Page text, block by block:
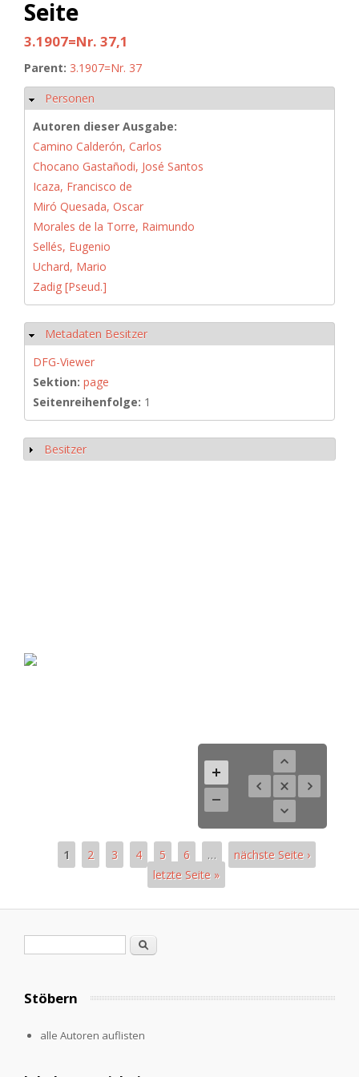
Seite
3.1907=Nr. 37,1
Parent: 3.1907=Nr. 37
Hide
Personen
Autoren dieser Ausgabe:
Camino Calderón, Carlos
Chocano Gastañodi, José Santos
Icaza, Francisco de
Miró Quesada, Oscar
Morales de la Torre, Raimundo
Sellés, Eugenio
Uchard, Mario
Zadig [Pseud.]
Hide
Metadaten Besitzer
DFG-Viewer
Sektion: page
Seitenreihenfolge: 1
Show
Besitzer
1 2 3 4 5 6 …
nächste Seite ›
letzte Seite »
Search
Stöbern
alle Autoren auflisten